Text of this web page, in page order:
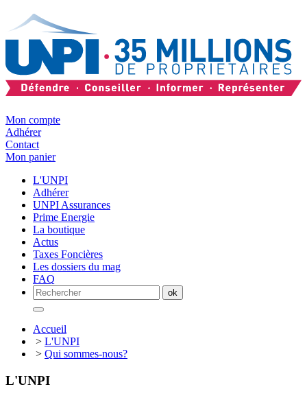
Mon compte
Adhérer
Contact
Mon panier
L'UNPI
Adhérer
UNPI Assurances
Prime Energie
La boutique
Actus
Taxes Foncières
Les dossiers du mag
FAQ
Accueil
> L'UNPI
> Qui sommes-nous?
L'UNPI